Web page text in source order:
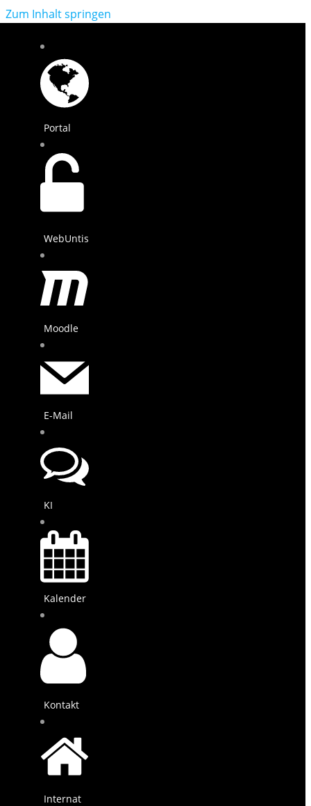
Zum Inhalt springen
Portal
WebUntis
Moodle
E-Mail
KI
Kalender
Kontakt
Internat